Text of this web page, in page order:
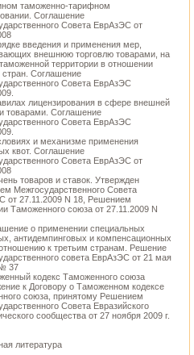
таможенно-тарифном
Соглашение
Совета ЕврАзЭС от
введения и применения мер,
внешнюю торговлю товарами, на
территории в отношении
стран. Соглашение
Совета ЕврАзЭС
лицензирования в сфере внешней
товарами. Соглашение
Совета ЕврАзЭС
и механизме применения
квот. Соглашение
Совета ЕврАзЭС от
товаров и ставок. Утвержден
Межгосударственного Совета
от 27.11.2009 N 18, Решением
Таможенного союза от 27.11.2009 N
о применении специальных
антидемпинговых и компенсационных
к третьим странам. Решение
совета ЕврАзЭС от 21 мая
37
кодекс Таможенного союза
к Договору о Таможенном кодексе
союза, принятому Решением
Совета Евразийского
сообщества от 27 ноября 2009 г.
литература